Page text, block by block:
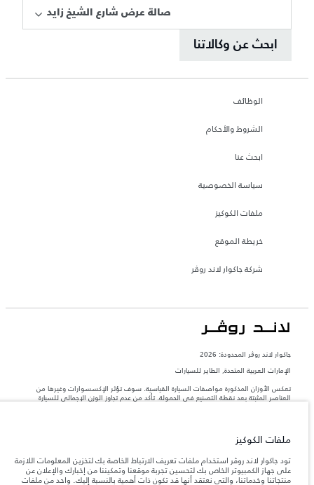
صالة عرض شارع الشيخ زايد
ابحث عن وكالاتنا
الوظائف
الشروط والأحكام
ابحث عنا
سياسة الخصوصية
ملفات الكوكيز
خريطة الموقع
شركة جاكوار لاند روڤر
جاكوار لاند روڨر المحدودة: 2026
الإمارات العربية المتحدة, الطاير للسيارات
تعكس الأوزان المذكورة مواصفات السيارة القياسية. سوف تؤثر الإكسسوارات وغيرها من
العناصر المثبتة بعد نقطة التصنيع في الحمولة. تأكد من عدم تجاوز الوزن الإجمالي للسيارة
المعلومات والمواصفات والأسعار والألوان المذكورة على هذا الموقع قد تختلف من بلد إلى
آخر، كما أنّها قد تتغير بدون إشعار مسبق. الرجاء التواصل مع وكيلنا المحلي للتأكد من توفّرها
والتحقق من الأسعار.
ملاحظة مهمة حول الصور والمواصفات.إن النقص العالمي في أشباه الموصلات يؤثر حاليًا
ملفات الكوكيز
تود جاكوار لاند روڤر استخدام ملفات تعريف الارتباط الخاصة بك لتخزين المعلومات اللازمة
على جهاز الكمبيوتر الخاص بك لتحسين تجربة موقعنا وتمكيننا من إخبارك والإعلان عن
منتجاتنا وخدماتنا، والتي نعتقد أنها قد تكون ذات أهمية بالنسبة إليك. واحد من ملفات